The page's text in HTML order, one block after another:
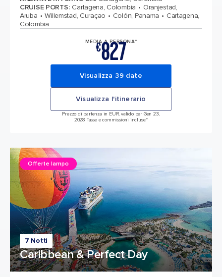
CRUISE PORTS: Cartagena, Colombia
Oranjestad,
Aruba
Willemstad, Curaçao Colón, Panama
Cartagena,
Colombia
MEDIA A PERSONA*
€827
Visualizza 39 date
Visualizza l'itinerario
Prezzo di partenza in EUR, valido per Gen 23,
2028 Tasse e commissioni incluse.*
7 Notti
Caribbean & Perfect Day
Offerte lampo